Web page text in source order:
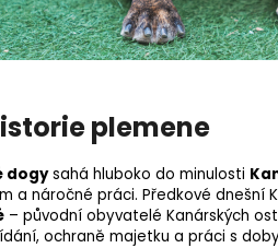
plemene
dogysahá hluboko do minulosti
a náročné práci. Předkové dnešní
– původní obyvatelé Kanárských
ochraně majetku a práci s